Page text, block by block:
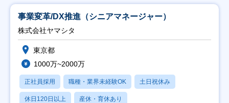
事業変革/DX推進（シニアマネージャー）
株式会社ヤマシタ
東京都
1000万~2000万
正社員採用 職種・業界未経験OK 土日祝休み
休日120日以上 産休・育休あり